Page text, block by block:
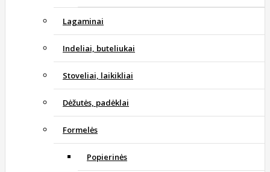
Lagaminai
Indeliai, buteliukai
Stoveliai, laikikliai
Dėžutės, padėklai
Formelės
Popierinės